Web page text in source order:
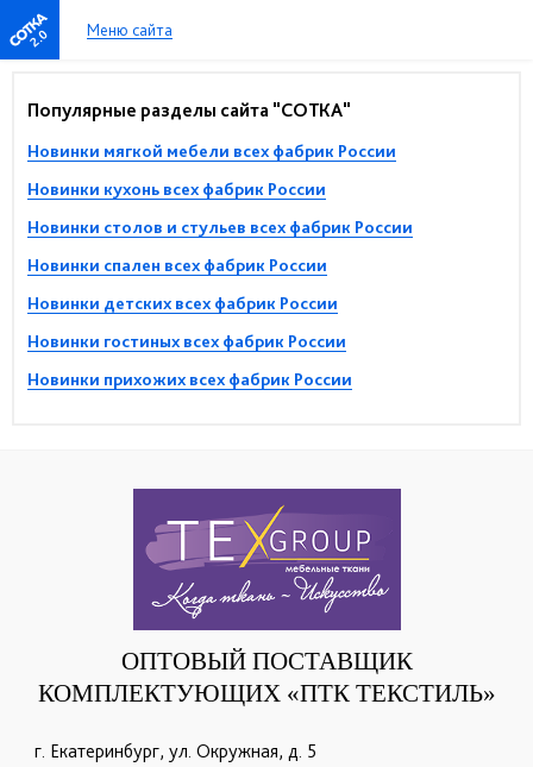
2.0 Меню сайта
Популярные разделы сайта "СОТКА"
Новинки мягкой мебели всех фабрик России
Новинки кухонь всех фабрик России
Новинки столов и стульев всех фабрик России
Новинки спален всех фабрик России
Новинки детских всех фабрик России
Новинки гостиных всех фабрик России
Новинки прихожих всех фабрик России
ОПТОВЫЙ ПОСТАВЩИК
КОМПЛЕКТУЮЩИХ «ПТК ТЕКСТИЛЬ»
г. Екатеринбург, ул. Окружная, д. 5